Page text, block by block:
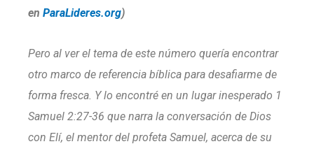
en ParaLideres.org)
Pero al ver el tema de este número quería encontrar
otro marco de referencia bíblica para desafiarme de
forma fresca. Y lo encontré en un lugar inesperado 1
Samuel 2:27-36 que narra la conversación de Dios
con Elí, el mentor del profeta Samuel, acerca de su